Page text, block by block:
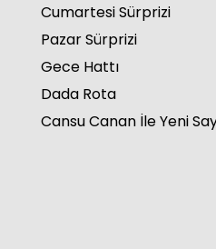
Cumartesi Sürprizi
Pazar Sürprizi
Gece Hattı
Dada Rota
Cansu Canan İle Yeni